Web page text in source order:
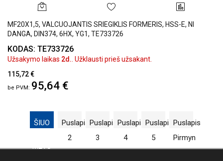
MF20X1,5, VALCUOJANTIS SRIEGIKLIS FORMERIS, HSS-E, NI
DANGA, DIN374, 6HX, YG1, TE733726
KODAS: TE733726
Užsakymo laikas 2d. . Užklausti prieš užsakant.
115,72 €
95,64 €
ŠIUO
METU
Puslapis
2
Puslapis
3
Puslapis
4
Puslapis
5
Puslapis
Pirmyn